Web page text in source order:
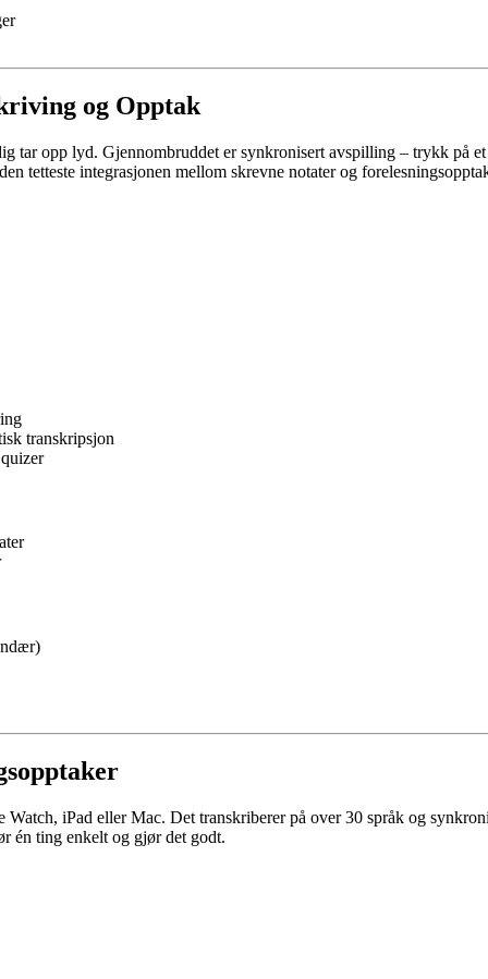
og Opptak
tar opp lyd. Gjennombruddet er synkronisert avspilling – trykk på
tetteste integrasjonen mellom skrevne notater og
transkripsjon
iPad eller Mac. Det transkriberer på over 30 språk og
én ting enkelt og gjør det godt.